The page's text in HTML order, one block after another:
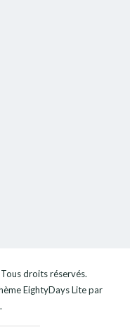
droits réservés.
EightyDays Litepar